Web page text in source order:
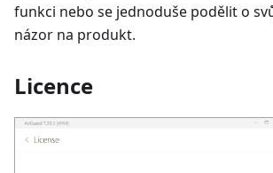
funkci nebo se jednoduše podělit o
názor na produkt.
Licence